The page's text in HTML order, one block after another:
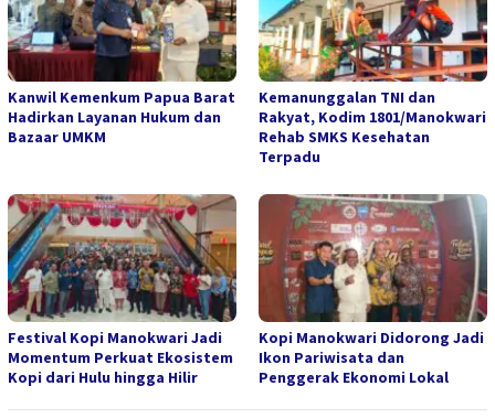
Kanwil Kemenkum Papua Barat
Hadirkan Layanan Hukum dan
Bazaar UMKM
Kemanunggalan TNI dan
Rakyat, Kodim 1801/Manokwari
Rehab SMKS Kesehatan
Terpadu
Festival Kopi Manokwari Jadi
Momentum Perkuat Ekosistem
Kopi dari Hulu hingga Hilir
Kopi Manokwari Didorong Jadi
Ikon Pariwisata dan
Penggerak Ekonomi Lokal